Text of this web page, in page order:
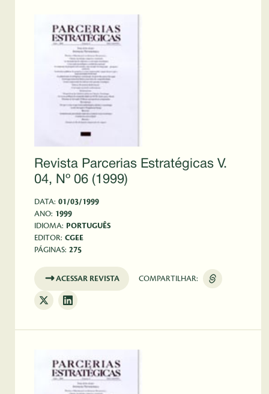
Revista Parcerias Estratégicas V.
04, Nº 06 (1999)
DATA: 01/03/1999
ANO: 1999
IDIOMA: PORTUGUÊS
EDITOR: CGEE
PÁGINAS: 275
ACESSAR REVISTA COMPARTILHAR: